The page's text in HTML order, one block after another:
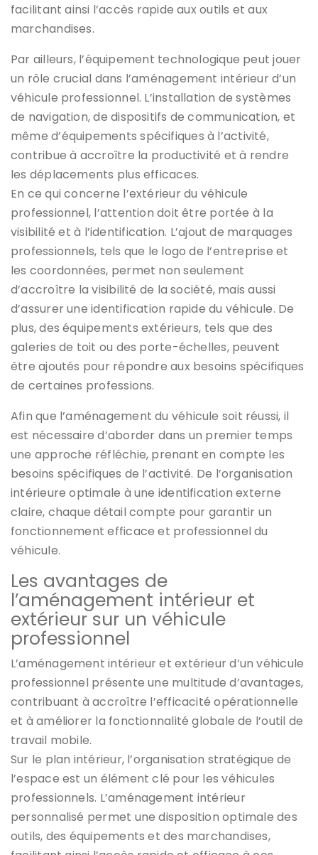
facilitant ainsi l’accès rapide aux outils et aux
marchandises.
Par ailleurs, l’équipement technologique peut jouer
un rôle crucial dans l’aménagement intérieur d’un
véhicule professionnel. L’installation de systèmes
de navigation, de dispositifs de communication, et
même d’équipements spécifiques à l’activité,
contribue à accroître la productivité et à rendre
les déplacements plus efficaces.
En ce qui concerne l’extérieur du véhicule
professionnel, l’attention doit être portée à la
visibilité et à l’identification. L’ajout de marquages
professionnels, tels que le logo de l’entreprise et
les coordonnées, permet non seulement
d’accroître la visibilité de la société, mais aussi
d’assurer une identification rapide du véhicule. De
plus, des équipements extérieurs, tels que des
galeries de toit ou des porte-échelles, peuvent
être ajoutés pour répondre aux besoins spécifiques
de certaines professions.
Afin que l’aménagement du véhicule soit réussi, il
est nécessaire d’aborder dans un premier temps
une approche réfléchie, prenant en compte les
besoins spécifiques de l’activité. De l’organisation
intérieure optimale à une identification externe
claire, chaque détail compte pour garantir un
fonctionnement efficace et professionnel du
véhicule.
Les avantages de
l’aménagement intérieur et
extérieur sur un véhicule
professionnel
L’aménagement intérieur et extérieur d’un véhicule
professionnel présente une multitude d’avantages,
contribuant à accroître l’efficacité opérationnelle
et à améliorer la fonctionnalité globale de l’outil de
travail mobile.
Sur le plan intérieur, l’organisation stratégique de
l’espace est un élément clé pour les véhicules
professionnels. L’aménagement intérieur
personnalisé permet une disposition optimale des
outils, des équipements et des marchandises,